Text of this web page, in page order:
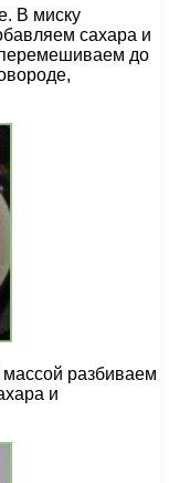
В миску
сахара и
до
массой разбиваем
и